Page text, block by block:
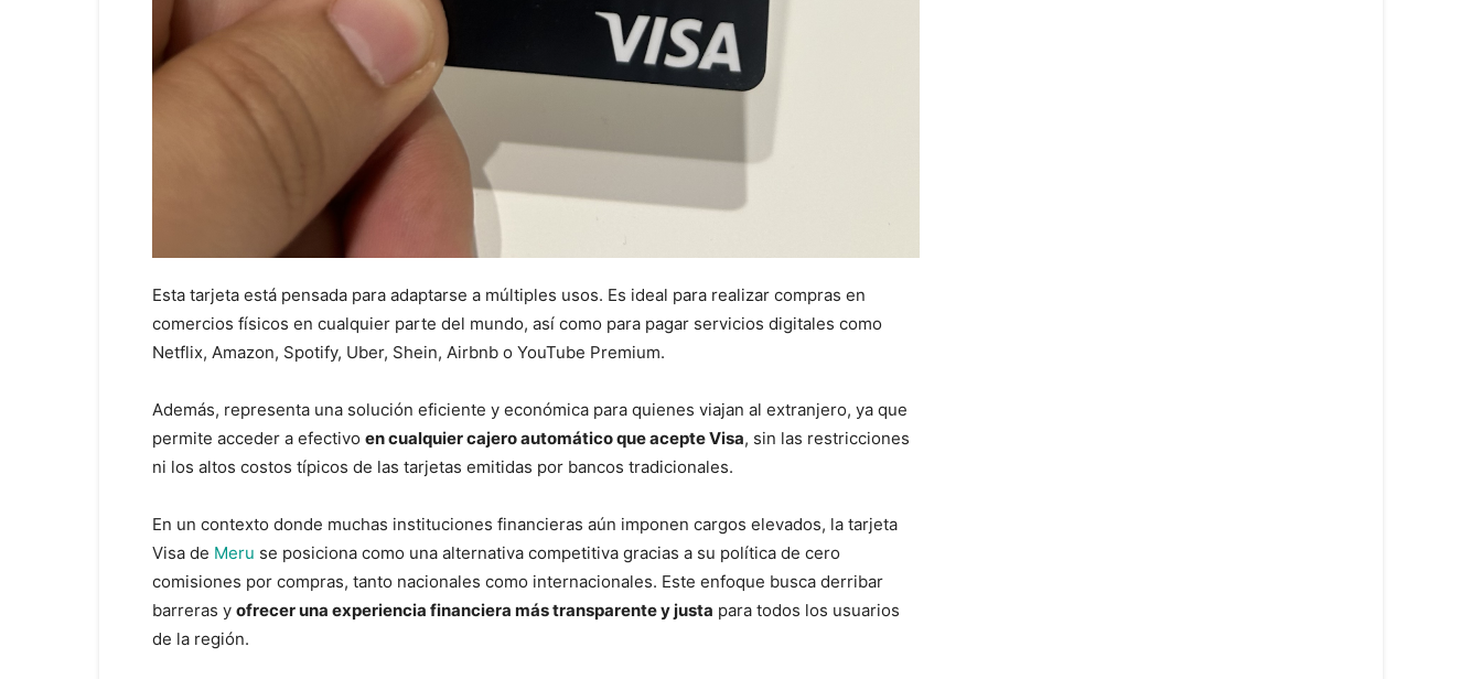
Esta tarjeta está pensada para adaptarse a múltiples usos. Es ideal para realizar compras en
comercios físicos en cualquier parte del mundo, así como para pagar servicios digitales como
Netflix, Amazon, Spotify, Uber, Shein, Airbnb o YouTube Premium.
Además, representa una solución eficiente y económica para quienes viajan al extranjero, ya que
permite acceder a efectivo en cualquier cajero automático que acepte Visa, sin las restricciones
ni los altos costos típicos de las tarjetas emitidas por bancos tradicionales.
En un contexto donde muchas instituciones financieras aún imponen cargos elevados, la tarjeta
Visa de Meru se posiciona como una alternativa competitiva gracias a su política de cero
comisiones por compras, tanto nacionales como internacionales. Este enfoque busca derribar
barreras y ofrecer una experiencia financiera más transparente y justa para todos los usuarios
de la región.